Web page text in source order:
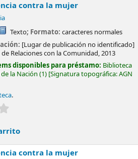
contra la mujer
Texto; Formato: caracteres normales
[Lugar de publicación no identificado]
Relaciones con la Comunidad,2013
disponibles para préstamo: Biblioteca
la Nación (1) Signatura topográfica:AGN
.
contra la mujer